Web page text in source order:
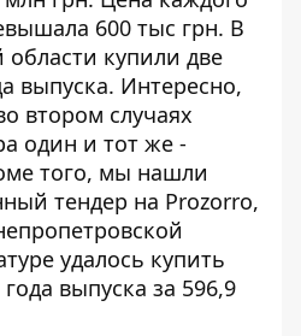
600 тыс грн. В
купили две
выпуска. Интересно,
втором случаях
один и тот же -
того, мы нашли
тендер на Prozorro,
удалось купить
выпуска за 596,9